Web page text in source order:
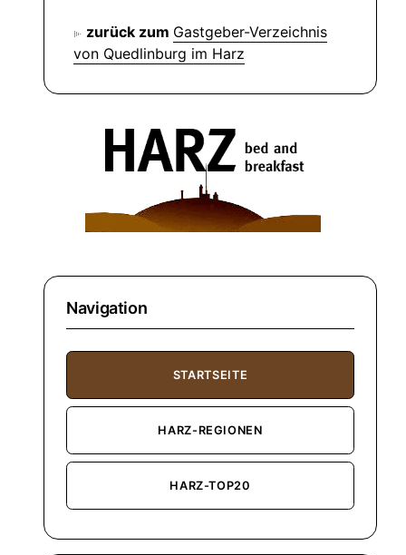
zurück zum Gastgeber-Verzeichnis
von Quedlinburg im Harz
Navigation
STARTSEITE
HARZ-REGIONEN
HARZ-TOP20